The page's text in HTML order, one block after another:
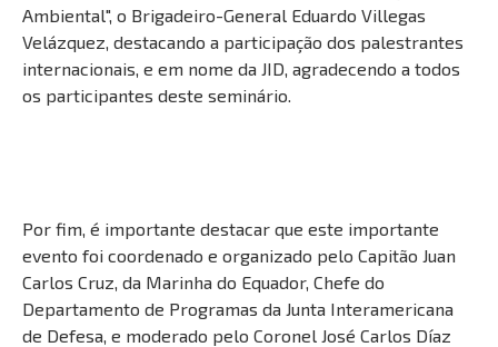
Ambiental", o Brigadeiro-General Eduardo Villegas
Velázquez, destacando a participação dos palestrantes
internacionais, e em nome da JID, agradecendo a todos
os participantes deste seminário.
Por fim, é importante destacar que este importante
evento foi coordenado e organizado pelo Capitão Juan
Carlos Cruz, da Marinha do Equador, Chefe do
Departamento de Programas da Junta Interamericana
de Defesa, e moderado pelo Coronel José Carlos Díaz